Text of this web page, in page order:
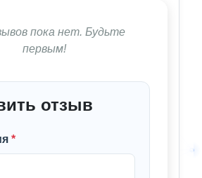
пока нет. Будьте
первым!
отзыв
*